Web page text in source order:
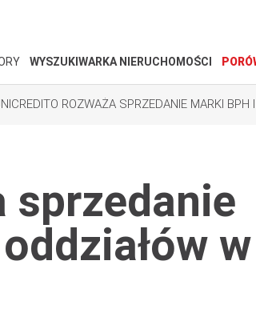
WYSZUKIWARKA NIERUCHOMOŚCI
ROZWAŻA SPRZEDANIE MARKI
sprzedanie
w